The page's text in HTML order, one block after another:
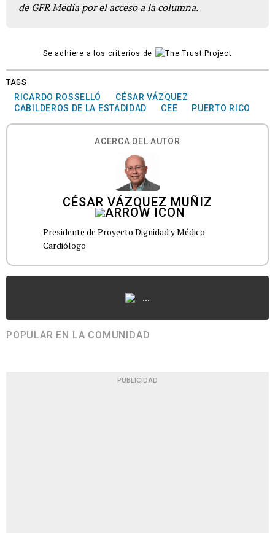
de GFR Media por el acceso a la columna.
Se adhiere a los criterios de
TAGS
RICARDO ROSSELLÓ
CÉSAR VÁZQUEZ
CABILDEROS DE LA ESTADIDAD
CEE PUERTO RICO
ACERCA DEL AUTOR
CÉSAR VÁZQUEZ MUÑIZ
Presidente de Proyecto Dignidad y Médico
Cardiólogo
...
POPULAR EN LA COMUNIDAD
PUBLICIDAD